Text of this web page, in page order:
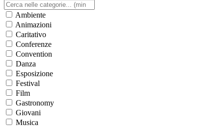
Ambiente
Animazioni
Caritativo
Conferenze
Convention
Danza
Esposizione
Festival
Film
Gastronomy
Giovani
Musica